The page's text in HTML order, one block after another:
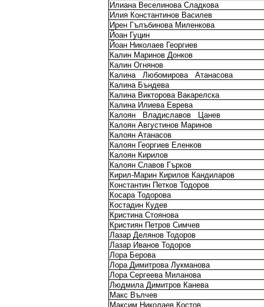
Илиана Веселинова Сладкова
Илия Константинов Василев
Ирен Гълъбинова Миленкова
Йоан Гуцин
Йоан Николаев Георгиев
Калин Маринов Донков
Калин Огнянов
Калина
Любомирова
Атанасова
Калина Бъндева
Калина Викторова Вакарелска
Калина Илиева Еврева
Калоян
Владиславов
Цанев
Калоян Августинов Маринов
Калоян Атанасов
Калоян Георгиев Еленков
Калоян Кирилов
Калоян Славов Гърков
Кирил-Марин Кирилов Кандиларов
Константин Петков Тодоров
Косара Тодорова
Костадин Кудев
Кристина Стоянова
Кристиян Петров Симчев
Лазар Делянов Тодоров
Лазар Иванов Тодоров
Лора Берова
Лора Димитрова Лукманова
Лора Сергеева Миланова
Людмила Димитров Канева
Макс Вълчев
Максим Николаев Костов